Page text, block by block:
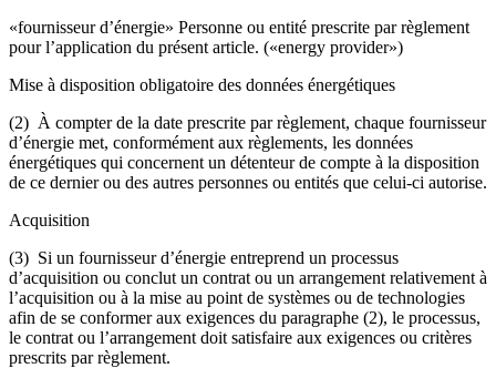
«fournisseur d’énergie» Personne ou entité prescrite par règlement
pour l’application du présent article. («energy provider»)
Mise à disposition obligatoire des données énergétiques
(2) À compter de la date prescrite par règlement, chaque fournisseur
d’énergie met, conformément aux règlements, les données
énergétiques qui concernent un détenteur de compte à la disposition
de ce dernier ou des autres personnes ou entités que celui-ci autorise.
Acquisition
(3) Si un fournisseur d’énergie entreprend un processus
d’acquisition ou conclut un contrat ou un arrangement relativement à
l’acquisition ou à la mise au point de systèmes ou de technologies
afin de se conformer aux exigences du paragraphe (2), le processus,
le contrat ou l’arrangement doit satisfaire aux exigences ou critères
prescrits par règlement.